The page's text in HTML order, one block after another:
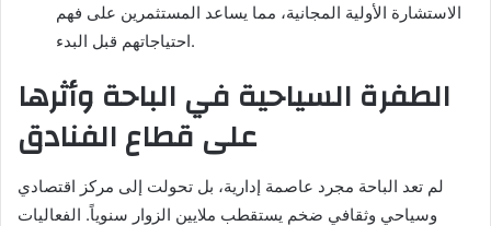
الاستشارة الأولية المجانية، مما يساعد المستثمرين على فهم
احتياجاتهم قبل البدء.
الطفرة السياحية في الباحة وأثرها
على قطاع الفنادق
لم تعد الباحة مجرد عاصمة إدارية، بل تحولت إلى مركز اقتصادي
وسياحي وثقافي ضخم يستقطب ملايين الزوار سنوياً. الفعاليات